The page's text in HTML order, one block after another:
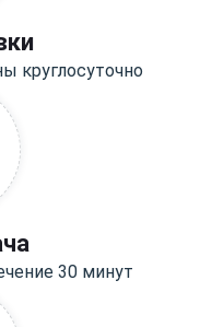
круглосуточно
30 минут